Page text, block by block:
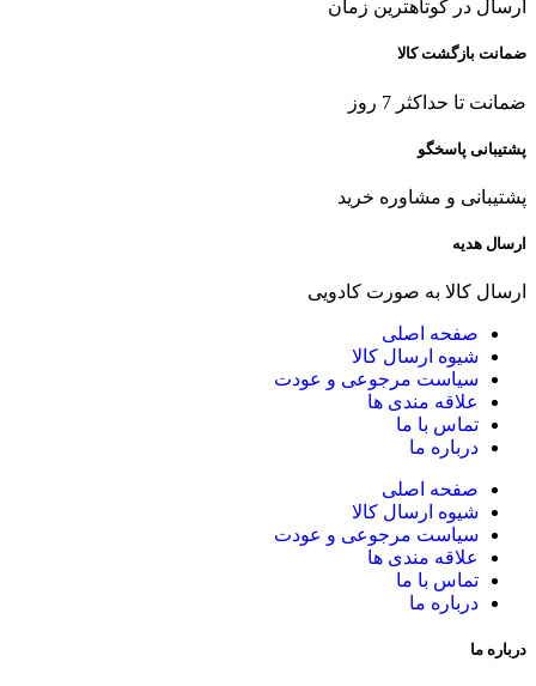
ارسال در کوتاهترین زمان
ضمانت بازگشت کالا
ضمانت تا حداکثر 7 روز
پشتیبانی پاسخگو
پشتیبانی و مشاوره خرید
ارسال هدیه
ارسال کالا به صورت کادویی
صفحه اصلی
شیوه ارسال کالا
سیاست مرجوعی و عودت
علاقه مندی ها
تماس با ما
درباره ما
صفحه اصلی
شیوه ارسال کالا
سیاست مرجوعی و عودت
علاقه مندی ها
تماس با ما
درباره ما
درباره ما